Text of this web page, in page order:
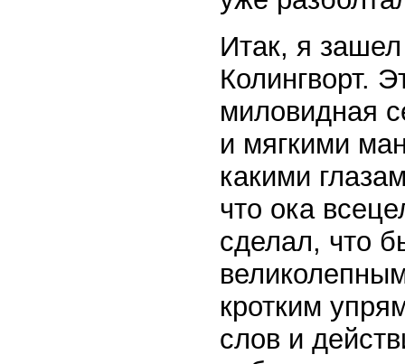
Итак, я
Колингворт.
миловидная
и мягкими
какими
что ока
сделал, что
кротким
слов и